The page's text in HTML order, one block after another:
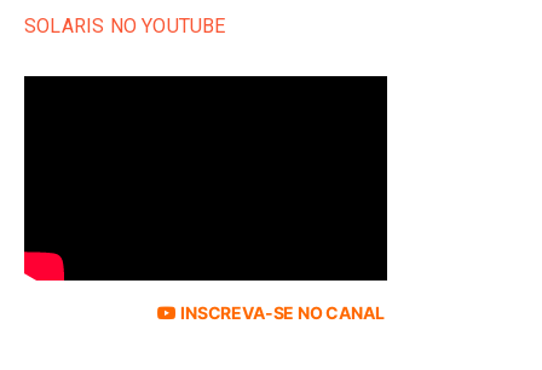
SOLARIS NO YOUTUBE
INSCREVA-SE NO CANAL